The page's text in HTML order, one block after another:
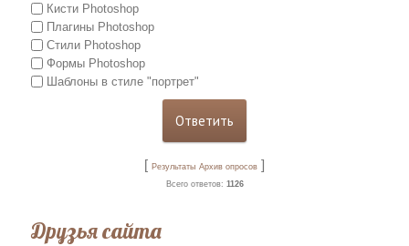
Кисти Photoshop
Плагины Photoshop
Стили Photoshop
Формы Photoshop
Шаблоны в стиле "портрет"
[ Результаты Архив опросов ]
Всего ответов: 1126
Друзья сайта